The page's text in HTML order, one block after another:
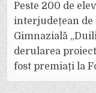
Peste 200 de
interjudețean de
Gimnazială
derularea
fost premiați la